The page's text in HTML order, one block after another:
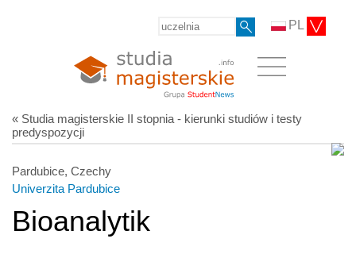
PL
« Studia magisterskie II stopnia - kierunki studiów i testy
predyspozycji
Pardubice, Czechy
Univerzita Pardubice
Bioanalytik